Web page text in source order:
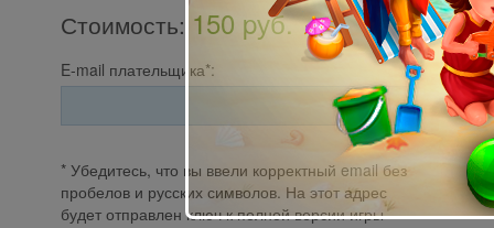
Стоимость: 150 pуб.
E-mail плательщика*:
* Убедитесь, что вы ввели корректный email без
пробелов и русских символов. На этот адрес
будет отправлен ключ к полной версии игры